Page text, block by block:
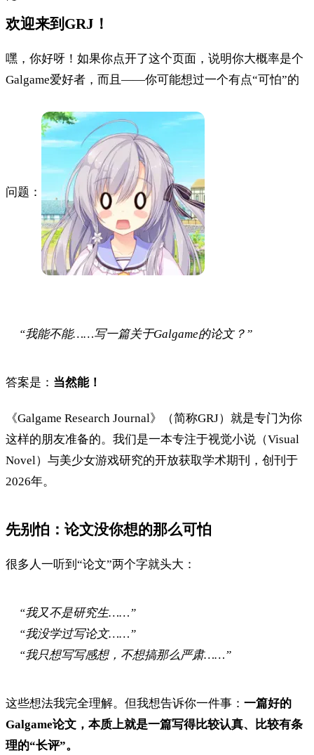
欢迎来到GRJ！
嘿，你好呀！如果你点开了这个页面，说明你大概率是个
Galgame爱好者，而且——你可能想过一个有点“可怕”的
问题：
“我能不能……写一篇关于Galgame的论文？”
答案是： 当然能！
《Galgame Research Journal》（简称GRJ）就是专门为你
这样的朋友准备的。我们是一本专注于视觉小说（Visual
Novel）与美少女游戏研究的开放获取学术期刊，创刊于
2026年。
先别怕：论文没你想的那么可怕
很多人一听到“论文”两个字就头大：
“我又不是研究生……”
“我没学过写论文……”
“我只想写写感想，不想搞那么严肃……”
这些想法我完全理解。但我想告诉你一件事： 一篇好的
Galgame论文，本质上就是一篇写得比较认真、比较有条
理的“长评”。